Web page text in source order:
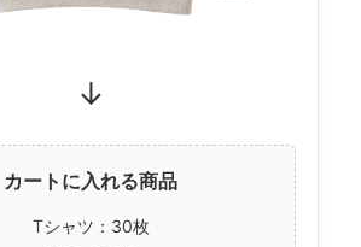
↓
カートに入れる商品
Tシャツ：30枚